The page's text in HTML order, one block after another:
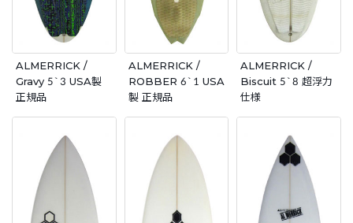
ALMERRICK /
Gravy 5`3 USA製
正規品
ALMERRICK /
ROBBER 6`1 USA
製 正規品
ALMERRICK /
Biscuit 5`8 超浮力
仕様